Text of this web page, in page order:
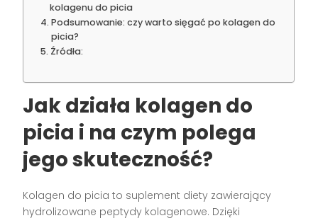
kolagenu do picia
Podsumowanie: czy warto sięgać po kolagen do
picia?
Źródła:
Jak działa kolagen do
picia i na czym polega
jego skuteczność?
Kolagen do picia to suplement diety zawierający
hydrolizowane peptydy kolagenowe. Dzięki